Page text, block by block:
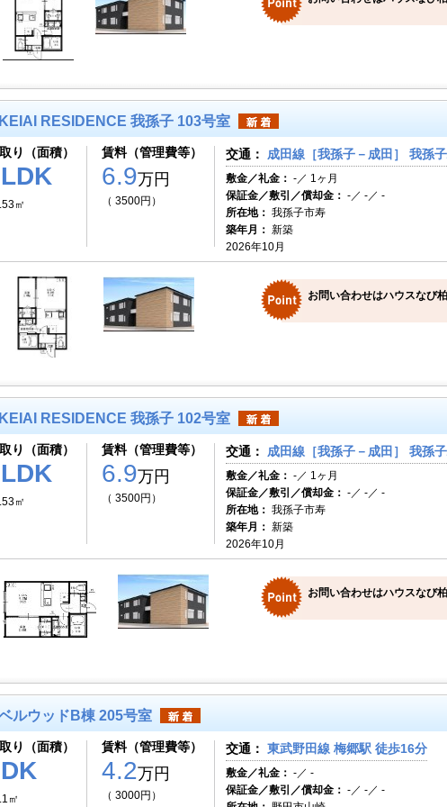
RESIDENCE 我孫子 103号室
り（面積）
㎡
賃料（管理費等）
6.9万円
（ 3500円）
交通： 成田線［我孫子－成田］ 我孫
敷金／礼金： -／ 1ヶ月
保証金／敷引／償却金： -／ -／ -
所在地： 我孫子市寿
築年月： 新築
2026年10月
お問い合わせはハウスなび
RESIDENCE 我孫子 102号室
り（面積）
㎡
賃料（管理費等）
6.9万円
（ 3500円）
交通： 成田線［我孫子－成田］ 我孫
敷金／礼金： -／ 1ヶ月
保証金／敷引／償却金： -／ -／ -
所在地： 我孫子市寿
築年月： 新築
2026年10月
お問い合わせはハウスなび
ルウッドB棟 205号室
り（面積）
㎡
賃料（管理費等）
4.2万円
（ 3000円）
交通： 東武野田線 梅郷駅 徒歩16分
敷金／礼金： -／ -
保証金／敷引／償却金： -／ -／ -